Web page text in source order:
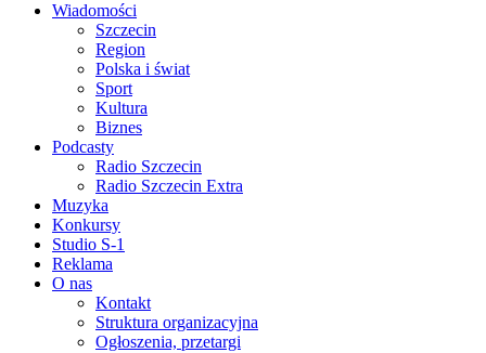
Wiadomości
Szczecin
Region
Polska i świat
Sport
Kultura
Biznes
Podcasty
Radio Szczecin
Radio Szczecin Extra
Muzyka
Konkursy
Studio S-1
Reklama
O nas
Kontakt
Struktura organizacyjna
Ogłoszenia, przetargi